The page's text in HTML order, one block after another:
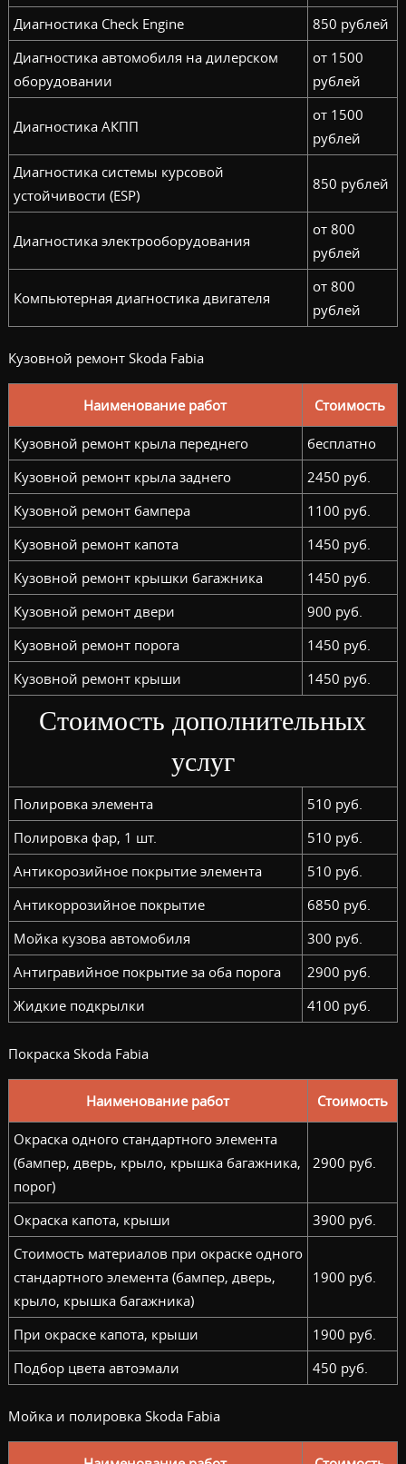
Диагностика Check Engine
850 рублей
Диагностика автомобиля на дилерском
оборудовании
от 1500
рублей
Диагностика АКПП
от 1500
рублей
Диагностика системы курсовой
устойчивости (ESP)
850 рублей
Диагностика электрооборудования
от 800
рублей
Компьютерная диагностика двигателя
от 800
рублей
Кузовной ремонт Skoda Fabia
Наименование работ Стоимость
Кузовной ремонт крыла переднего
бесплатно
Кузовной ремонт крыла заднего
2450 руб.
Кузовной ремонт бампера
1100 руб.
Кузовной ремонт капота
1450 руб.
Кузовной ремонт крышки багажника
1450 руб.
Кузовной ремонт двери
900 руб.
Кузовной ремонт порога
1450 руб.
Кузовной ремонт крыши
1450 руб.
Стоимость дополнительных
услуг
Полировка элемента
510 руб.
Полировка фар, 1 шт.
510 руб.
Антикорозийное покрытие элемента
510 руб.
Антикоррозийное покрытие
6850 руб.
Мойка кузова автомобиля
300 руб.
Антигравийное покрытие за оба порога
2900 руб.
Жидкие подкрылки
4100 руб.
Покраска Skoda Fabia
Наименование работ Стоимость
Окраска одного стандартного элемента
(бампер, дверь, крыло, крышка багажника,
порог)
2900 руб.
Окраска капота, крыши
3900 руб.
Стоимость материалов при окраске одного
стандартного элемента (бампер, дверь,
крыло, крышка багажника)
1900 руб.
При окраске капота, крыши
1900 руб.
Подбор цвета автоэмали
450 руб.
Мойка и полировка Skoda Fabia